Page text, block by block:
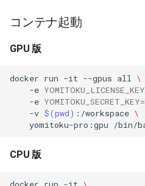
コンテナ起動
GPU 版
docker run -it --gpus all \
-e YOMITOKU_LICENSE_KEY
-e YOMITOKU_SECRET_KEY=
-v $(pwd) :/workspace \
yomitoku-pro:gpu
CPU 版